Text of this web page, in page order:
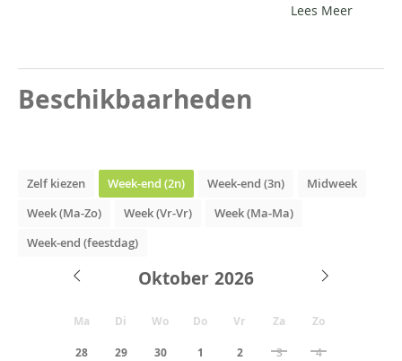
Lees Meer
Beschikbaarheden
Zelf kiezen Week-end (2n) Week-end (3n)
Midweek
Week (Ma-Zo)
Week (Vr-Vr)
Week (Ma-Ma)
Week-end (feestdag)
Oktober
Ma Di Wo Do Vr Za Zo
28 29 30 1 2 3 4